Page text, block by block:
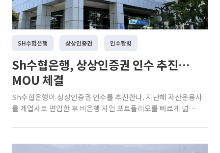
SH수협은행 상상인증권 인수합병
Sh수협은행, 상상인증권 인수 추진…
MOU 체결
Sh수협은행이 상상인증권 인수를 추진한다. 지난해 자산운용사
를 계열사로 편입한 후 비은행 사업 포트폴리오를 빠르게 넓히는
달 상상인그룹과 상상인증권 인수를 위한 양해각서(MOU)를 체
결했다. 양측은 3분기까지 다른 잠재 인수자를 배제하고 단독으